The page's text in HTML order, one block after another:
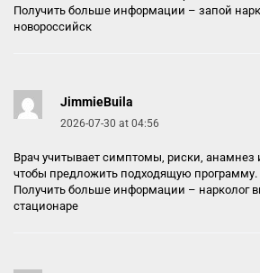
Получить больше информации – запой
новороссийск
JimmieBuila
2026-07-30 at 04:56
Врач учитывает симптомы, риски,
чтобы предложить подходящую программу.
Получить больше информации – нарколог
стационаре